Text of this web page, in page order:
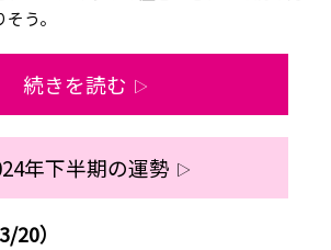
う。
続きを読む ▷
年下半期の運勢 ▷
20）